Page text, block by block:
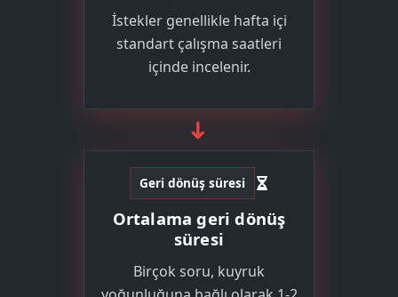
İstekler genellikle hafta içi
standart çalışma saatleri
içinde incelenir.
➜
Geri dönüş süresi
Ortalama geri dönüş
süresi
Birçok soru, kuyruk